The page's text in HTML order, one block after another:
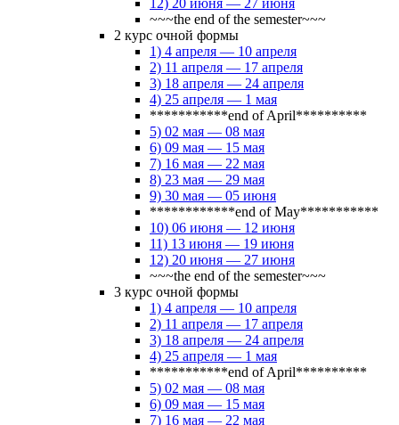
12) 20 июня — 27 июня
~~~the end of the semester~~~
2 курс очной формы
1) 4 апреля — 10 апреля
2) 11 апреля — 17 апреля
3) 18 апреля — 24 апреля
4) 25 апреля — 1 мая
***********end of April**********
5) 02 мая — 08 мая
6) 09 мая — 15 мая
7) 16 мая — 22 мая
8) 23 мая — 29 мая
9) 30 мая — 05 июня
************end of May***********
10) 06 июня — 12 июня
11) 13 июня — 19 июня
12) 20 июня — 27 июня
~~~the end of the semester~~~
3 курс очной формы
1) 4 апреля — 10 апреля
2) 11 апреля — 17 апреля
3) 18 апреля — 24 апреля
4) 25 апреля — 1 мая
***********end of April**********
5) 02 мая — 08 мая
6) 09 мая — 15 мая
7) 16 мая — 22 мая